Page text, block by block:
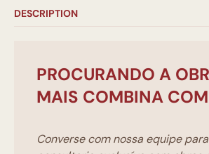
DESCRIPTION
PROCURANDO A
MAIS COMBINA
Converse com nossa equipe